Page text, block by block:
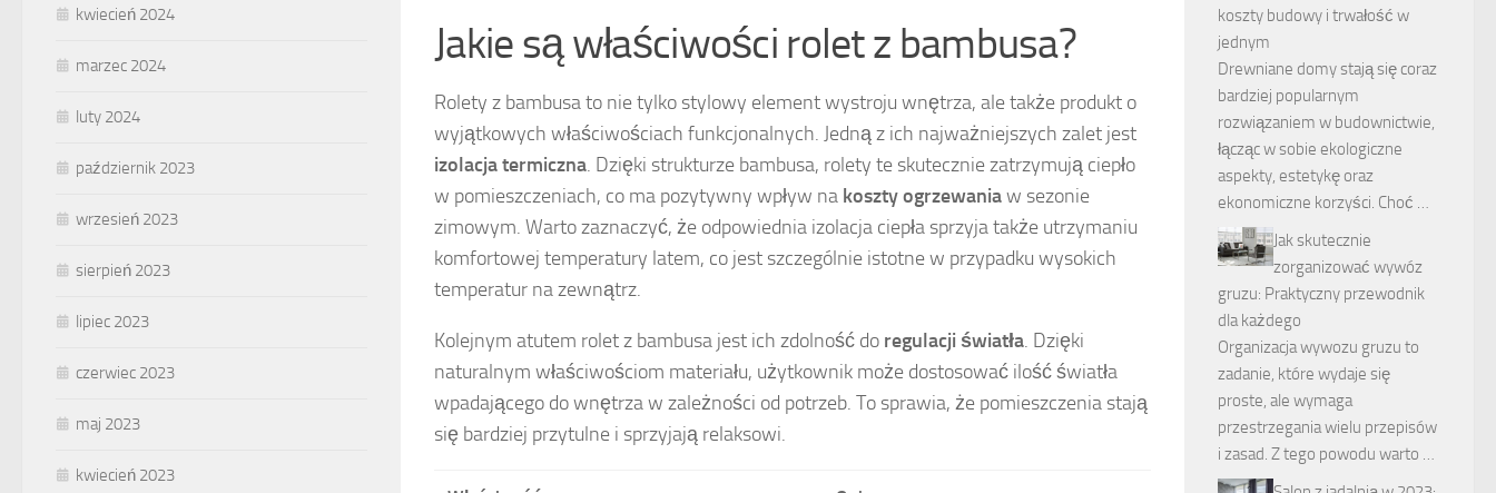
Jakie są właściwości rolet z bambusa?
Rolety z bambusa to nie tylko stylowy element wystroju wnętrza, ale także produkt o
wyjątkowych właściwościach funkcjonalnych. Jedną z ich najważniejszych zalet jest
izolacja termiczna. Dzięki strukturze bambusa, rolety te skutecznie zatrzymują ciepło
w pomieszczeniach, co ma pozytywny wpływ na koszty ogrzewaniaw sezonie
zimowym. Warto zaznaczyć, że odpowiednia izolacja ciepła sprzyja także utrzymaniu
komfortowej temperatury latem, co jest szczególnie istotne w przypadku wysokich
temperatur na zewnątrz.
Kolejnym atutem rolet z bambusa jest ich zdolność do regulacji światła. Dzięki
naturalnym właściwościom materiału, użytkownik może dostosować ilość światła
wpadającego do wnętrza w zależności od potrzeb. To sprawia, że pomieszczenia stają
się bardziej przytulne i sprzyjają relaksowi.
kwiecień 2024
marzec 2024
luty 2024
październik 2023
wrzesień 2023
sierpień 2023
lipiec 2023
czerwiec 2023
maj 2023
kwiecień 2023
koszty budowy i trwałość w
jednym
Drewniane domy stają się coraz
bardziej popularnym
rozwiązaniem w budownictwie,
łącząc w sobie ekologiczne
aspekty, estetykę oraz
ekonomiczne korzyści. Choć …
Jak skutecznie
zorganizować wywóz
gruzu: Praktyczny przewodnik
dla każdego
Organizacja wywozu gruzu to
zadanie, które wydaje się
proste, ale wymaga
przestrzegania wielu przepisów
i zasad. Z tego powodu warto …